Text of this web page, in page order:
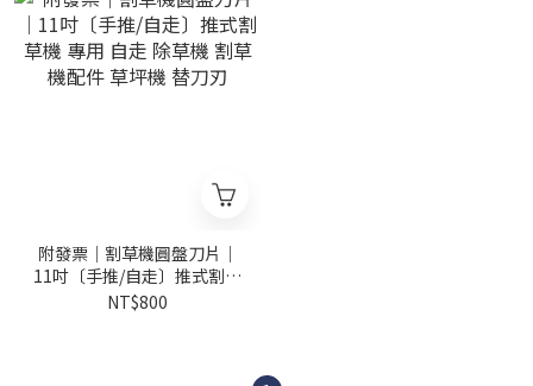
附發票｜割草機圓盤刀片｜
11吋〔手推/自走〕推式割草
機 專用 自走 除草機 割草機
NT$800